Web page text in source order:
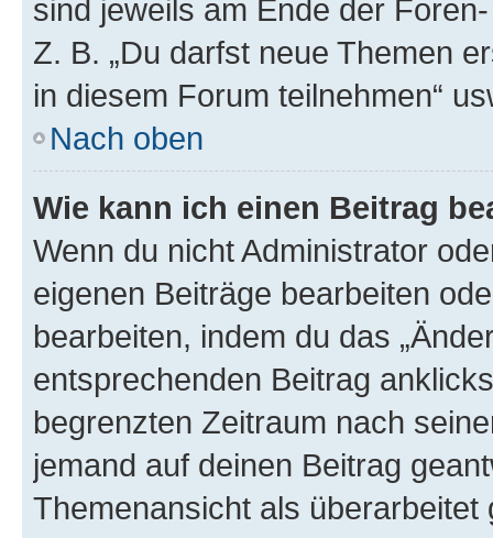
sind jeweils am Ende der
Z. B. „Du darfst neue Themen
in diesem Forum teilnehmen“
Nach oben
Wie kann ich einen Beitrag
Wenn du nicht Administrator
eigenen Beiträge bearbeiten
bearbeiten, indem du das
entsprechenden Beitrag
begrenzten Zeitraum nach
jemand auf deinen Beitrag
Themenansicht als